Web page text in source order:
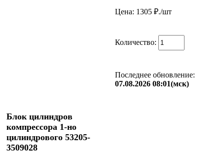
Цена: 1305 ₽./шт
Количество:
Последнее обновление:
07.08.2026 08:01(мск)
Блок цилиндров
компрессора 1-но
цилиндрового 53205-
3509028